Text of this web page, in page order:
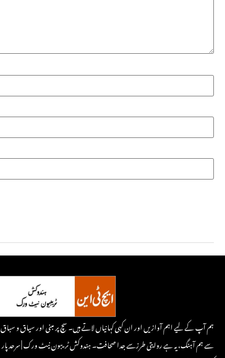
ہم آپ کے لیے اہم آوازیں اور ان کہی کہانیاں لاتے ہیں۔ سچ پر مبنی اور سیاق و سباق
سے ہم آہنگ، یہ ہے روایتی طرزسے جدا صحافت۔ ہندوکش ٹریبون نیٹ ورک | سرحد پار